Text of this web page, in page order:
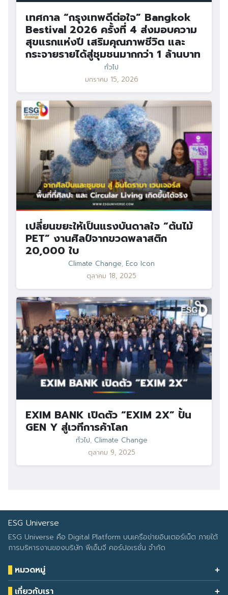
เทศกาล “กรุงเทพดีต่อใจ” Bangkok
Bestival 2026 ครั้งที่ 4 ส่งมอบความ
สุขแรกแห่งปี เสริมคุณภาพชีวิต และ
กระจายรายได้สู่ชุมชนมากกว่า 1 ล้านบาท
ทั่วไป
มกราคม 15, 2026
เปลี่ยนขยะให้เป็นแรงบันดาลใจ “ต้นไม้
PET” งานศิลป์จากขวดพลาสติก
20,000 ใบ
Climate Change, Eco Icon
ตุลาคม 18, 2025
EXIM BANK เปิดตัว “EXIM 2X” ปั้น
GEN Y สู่เวทีการค้าโลก
ทั่วไป, Climate Change
ตุลาคม 9, 2025
ESG Universe
ESG Universe คือ Digital Platform บนเครือข่ายอินเตอร์เน็ต ภายใต้
การบริหารงานของบริษัท พีเอ็มจี คอร์ปอเรชั่น จำกัด
หมวดหมู่
Health & Wellness
เกี่ยวกับเรา